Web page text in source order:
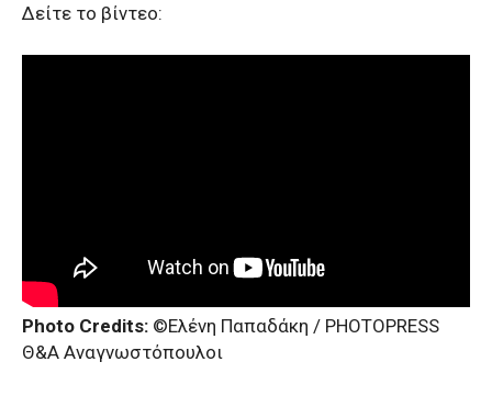
Δείτε το βίντεο:
Photo Credits: ©Ελένη Παπαδάκη / PHOTOPRESS
Θ&Α Αναγνωστόπουλοι